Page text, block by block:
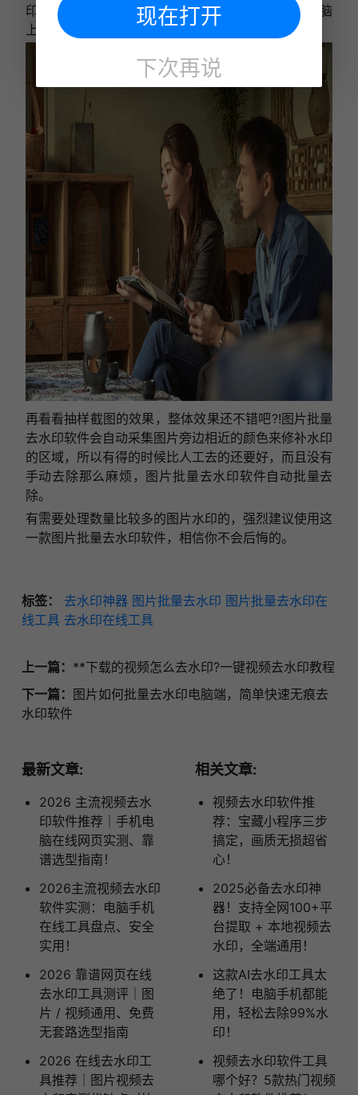
印，方法也是一样的在水印区域涂抹，然后保存到电脑
上。
再看看抽样截图的效果，整体效果还不错吧?!图片批量
去水印软件会自动采集图片旁边相近的颜色来修补水印
的区域，所以有得的时候比人工去的还要好，而且没有
手动去除那么麻烦，图片批量去水印软件自动批量去
除。
有需要处理数量比较多的图片水印的，强烈建议使用这
一款图片批量去水印软件，相信你不会后悔的。
标签： 去水印神器 图片批量去水印 图片批量去水印在
线工具 去水印在线工具
上一篇： **下载的视频怎么去水印?一键视频去水印教程
下一篇： 图片如何批量去水印电脑端，简单快速无痕去
水印软件
最新文章:
2026 主流视频去水
印软件推荐｜手机电
脑在线网页实测、靠
谱选型指南！
2026主流视频去水印
软件实测：电脑手机
在线工具盘点、安全
实用！
2026 靠谱网页在线
去水印工具测评｜图
片 / 视频通用、免费
无套路选型指南
2026 在线去水印工
具推荐｜图片视频去
相关文章:
视频去水印软件推
荐：宝藏小程序三步
搞定，画质无损超省
心！
2025必备去水印神
器！支持全网100+平
台提取 + 本地视频去
水印，全端通用！
这款AI去水印工具太
绝了！电脑手机都能
用，轻松去除99%水
印！
视频去水印软件工具
哪个好？5款热门视频
现在打开
下次再说